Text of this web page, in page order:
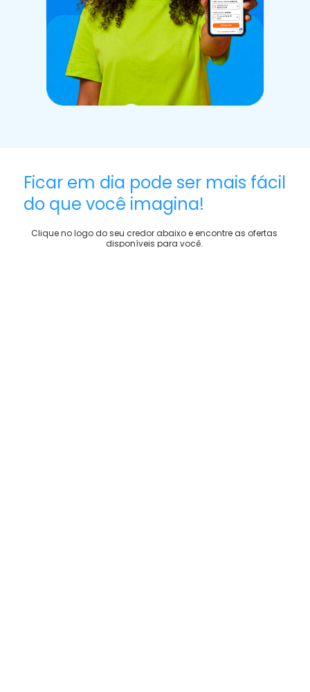
Ficar em dia pode ser mais fácil
do que você imagina!
Clique no logo do seu credor abaixo e encontre as ofertas
disponíveis para você.